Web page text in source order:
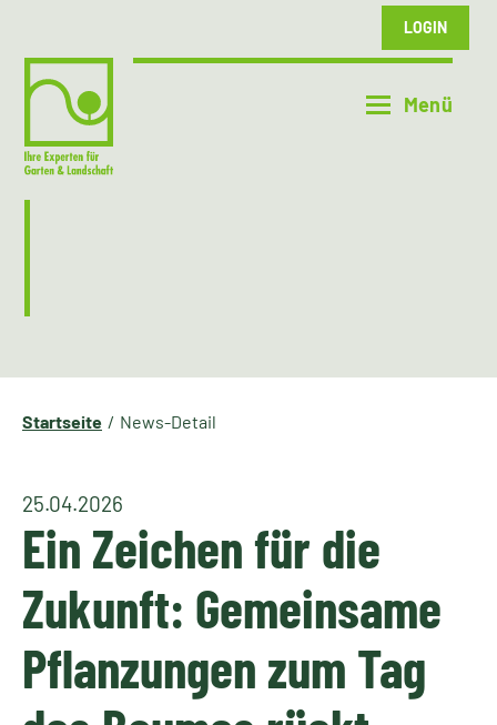
LOGIN
Startseite News-Detail
25.04.2026
Ein Zeichen für die
Zukunft: Gemeinsame
Pflanzungen zum Tag